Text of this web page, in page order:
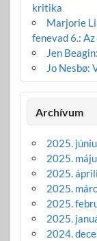
kritika
Marjorie
fenevad 6.:
Jen
Jo Nesbø:
Archívum
2025.
2025.
2025.
2025.
2025.
2025.
2024.